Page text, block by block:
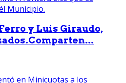
y Luis Giraudo,